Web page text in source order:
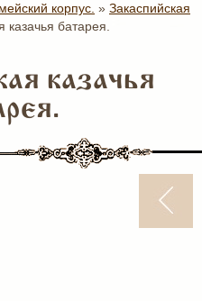
корпус. » Закаспийская
казачья батарея.
казачья